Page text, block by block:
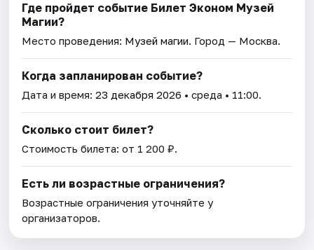
Где пройдет событие Билет Эконом Музей
Магии?
Место проведения: Музей магии. Город — Москва.
Когда запланирован событие?
Дата и время:23 декабря 2026 • среда • 11:00.
Сколько стоит билет?
Стоимость билета: от 1 200 ₽.
Есть ли возрастные ограничения?
Возрастные ограничения уточняйте у
организаторов.